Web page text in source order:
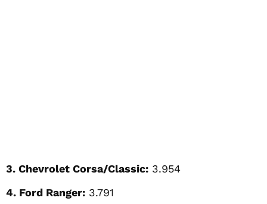
3. Chevrolet Corsa/Classic: 3.954
4. Ford Ranger: 3.791